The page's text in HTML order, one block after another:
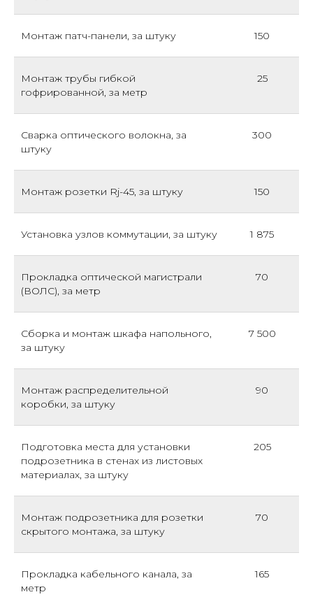
Монтаж патч-панели, за штуку 150
Монтаж трубы гибкой
гофрированной, за метр
25
Сварка оптического волокна, за
штуку
300
Монтаж розетки Rj-45, за штуку 150
Установка узлов коммутации, за штуку 1 875
Прокладка оптической магистрали
(ВОЛС), за метр
70
Сборка и монтаж шкафа напольного,
за штуку
7 500
Монтаж распределительной
коробки, за штуку
90
Подготовка места для установки
подрозетника в стенах из листовых
материалах, за штуку
205
Монтаж подрозетника для розетки
скрытого монтажа, за штуку
70
Прокладка кабельного канала, за
метр
165